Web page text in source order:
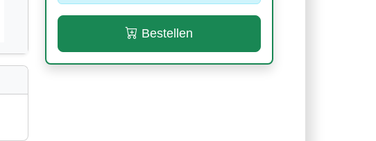
Bestellen